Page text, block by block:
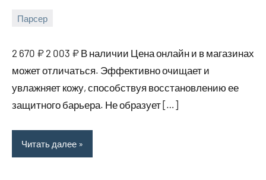
Парсер
2025
bus_m_ru
2 670 ₽ 2 003 ₽ В наличии Цена онлайн и в магазинах
может отличаться. Эффективно очищает и
увлажняет кожу, способствуя восстановлению ее
защитного барьера. Не образует […]
Читать далее